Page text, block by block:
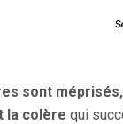
sont
la colère qui